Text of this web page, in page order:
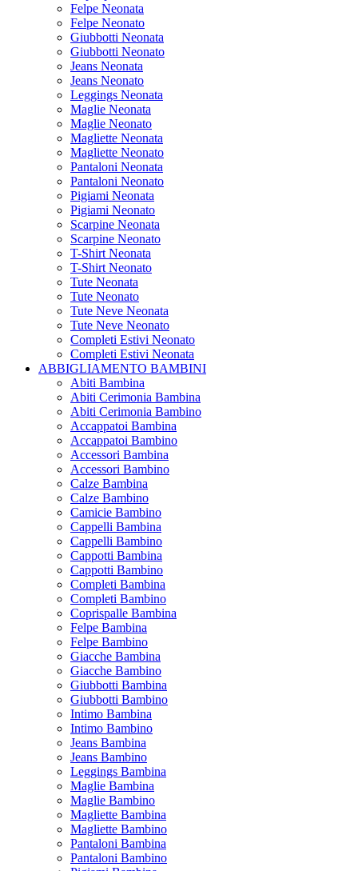
Felpe Neonata
Felpe Neonato
Giubbotti Neonata
Giubbotti Neonato
Jeans Neonata
Jeans Neonato
Leggings Neonata
Maglie Neonata
Maglie Neonato
Magliette Neonata
Magliette Neonato
Pantaloni Neonata
Pantaloni Neonato
Pigiami Neonata
Pigiami Neonato
Scarpine Neonata
Scarpine Neonato
T-Shirt Neonata
T-Shirt Neonato
Tute Neonata
Tute Neonato
Tute Neve Neonata
Tute Neve Neonato
Completi Estivi Neonato
Completi Estivi Neonata
ABBIGLIAMENTO BAMBINI
Abiti Bambina
Abiti Cerimonia Bambina
Abiti Cerimonia Bambino
Accappatoi Bambina
Accappatoi Bambino
Accessori Bambina
Accessori Bambino
Calze Bambina
Calze Bambino
Camicie Bambino
Cappelli Bambina
Cappelli Bambino
Cappotti Bambina
Cappotti Bambino
Completi Bambina
Completi Bambino
Coprispalle Bambina
Felpe Bambina
Felpe Bambino
Giacche Bambina
Giacche Bambino
Giubbotti Bambina
Giubbotti Bambino
Intimo Bambina
Intimo Bambino
Jeans Bambina
Jeans Bambino
Leggings Bambina
Maglie Bambina
Maglie Bambino
Magliette Bambina
Magliette Bambino
Pantaloni Bambina
Pantaloni Bambino